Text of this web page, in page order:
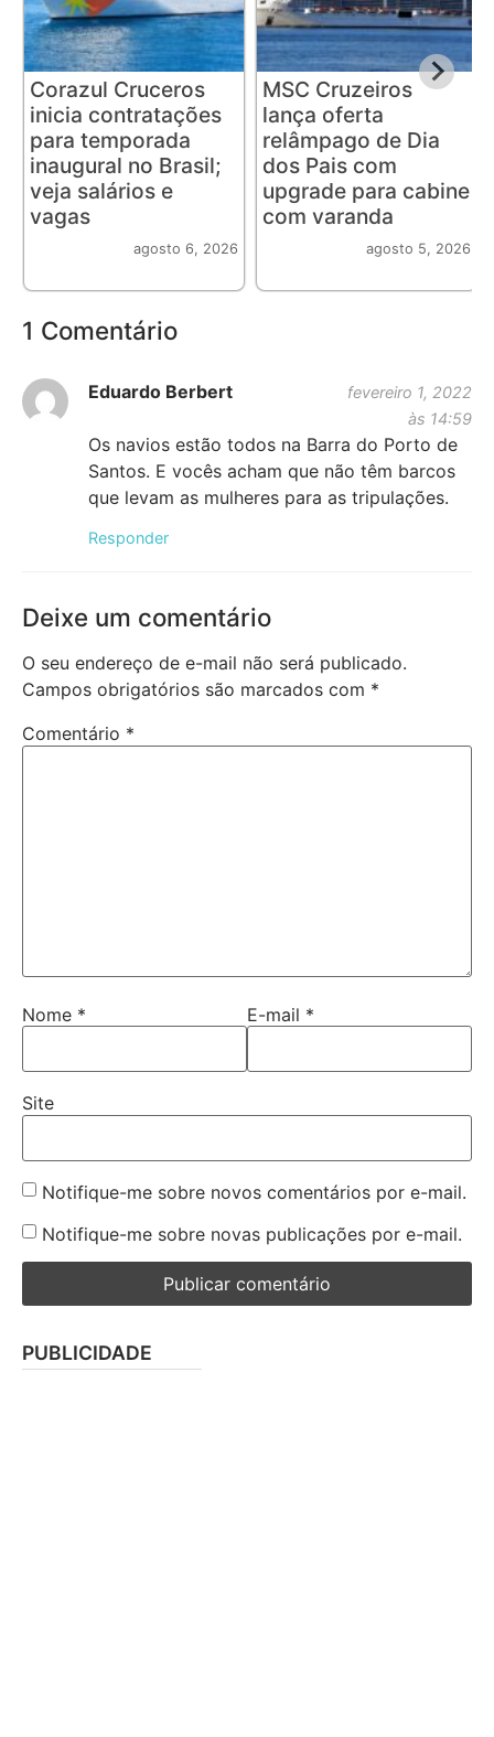
Corazul Cruceros
inicia contratações
para temporada
inaugural no Brasil;
veja salários e
vagas
agosto 6, 2026
MSC Cruzeiros
lança oferta
relâmpago de Dia
dos Pais com
upgrade para cabine
com varanda
agosto 5, 2026
1 Comentário
Eduardo Berbert
fevereiro 1, 2022
às 14:59
Os navios estão todos na Barra do Porto de
Santos. E vocês acham que não têm barcos
que levam as mulheres para as tripulações.
Responder
Deixe um comentário
O seu endereço de e-mail não será publicado.
Campos obrigatórios são marcados com *
Comentário *
Nome * E-mail *
Site
Notifique-me sobre novos comentários por e-mail.
Notifique-me sobre novas publicações por e-mail.
PUBLICIDADE